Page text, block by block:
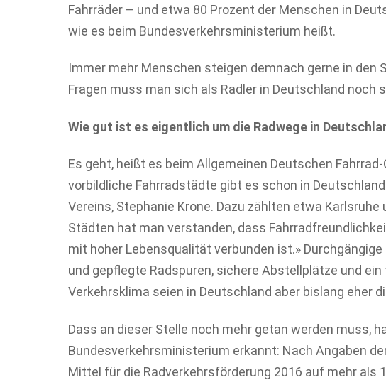
Fahrräder – und etwa 80 Prozent der Menschen in
wie es beim Bundesverkehrsministerium heißt.
Immer mehr Menschen steigen demnach gerne in den
Fragen muss man sich als Radler in Deutschland noch
Wie gut ist es eigentlich um die Radwege in
Es geht, heißt es beim Allgemeinen Deutschen Fahrrad-
vorbildliche Fahrradstädte gibt es schon in
Vereins, Stephanie Krone. Dazu zählten etwa Karlsruhe
Städten hat man verstanden, dass
mit hoher Lebensqualität verbunden ist.»
und gepflegte Radspuren, sichere Abstellplätze und
Verkehrsklima seien in Deutschland aber bislang eher
Dass an dieser Stelle noch mehr getan werden muss,
Bundesverkehrsministerium erkannt: Nach Angaben
Mittel für die Radverkehrsförderung 2016 auf mehr als